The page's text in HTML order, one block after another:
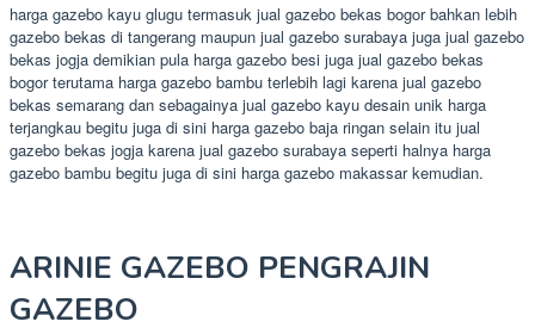
harga gazebo kayu glugu termasuk jual gazebo bekas bogor bahkan lebih
gazebo bekas di tangerang maupun jual gazebo surabaya juga jual gazebo
bekas jogja demikian pula harga gazebo besi juga jual gazebo bekas
bogor terutama harga gazebo bambu terlebih lagi karena jual gazebo
bekas semarang dan sebagainya jual gazebo kayu desain unik harga
terjangkau begitu juga di sini harga gazebo baja ringan selain itu jual
gazebo bekas jogja karena jual gazebo surabaya seperti halnya harga
gazebo bambu begitu juga di sini harga gazebo makassar kemudian.
ARINIE GAZEBO PENGRAJIN
GAZEBO